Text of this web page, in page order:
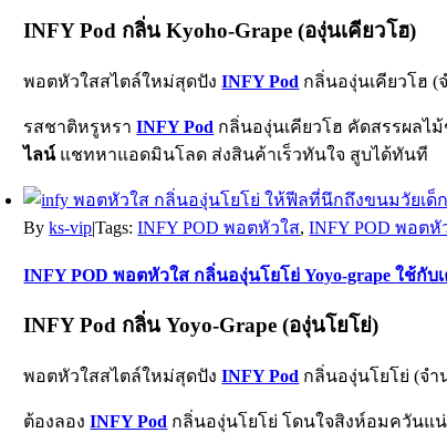
INFY Pod กลิ่น Kyoho-Grape (องุ่นเคียวโฮ)
พอตหัวใสสไตล์ใหม่สุดปังINFY Pod กลิ่นองุ่นเคียวโฮ (
รสชาติหรูหราINFY Pod กลิ่นองุ่นเคียวโฮ คัดสรรผล
ไลน์แชทหาแอดมินโลด ส่งสินค้าเร็วทันใจ สูบได้ทันที
Byks-vip|Tags:INFY POD พอตหัวใส,INFY POD พอตหั
INFY POD พอตหัวใส กลิ่นองุ่นโยโย่ Yoyo-grape ใช้กับ
INFY Pod กลิ่น Yoyo-Grape (องุ่นโยโย่)
พอตหัวใสสไตล์ใหม่สุดปังINFY Pod กลิ่นองุ่นโยโย่ (จำ
ต้องลองINFY Pod กลิ่นองุ่นโยโย่ โดนใจสิงห์อมควันแ